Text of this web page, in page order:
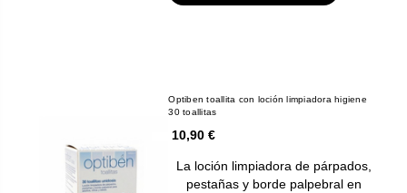
Optiben toallita con loción limpiadora higiene
30 toallitas
10,90 €
La loción limpiadora de párpados,
pestañas y borde palpebral en